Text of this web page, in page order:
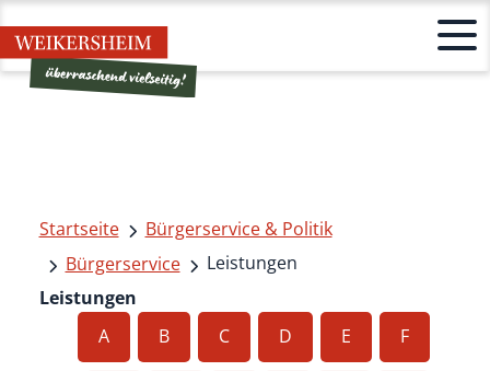
Startseite
Bürgerservice & Politik
Bürgerservice
Leistungen
Leistungen
A
B C D E F